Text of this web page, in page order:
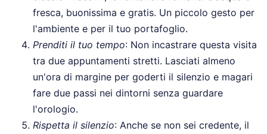
fresca, buonissima e gratis. Un piccolo gesto per
l'ambiente e per il tuo portafoglio.
Prenditi il tuo tempo: Non incastrare questa visita
tra due appuntamenti stretti. Lasciati almeno
un'ora di margine per goderti il silenzio e magari
fare due passi nei dintorni senza guardare
l'orologio.
Rispetta il silenzio: Anche se non sei credente, il